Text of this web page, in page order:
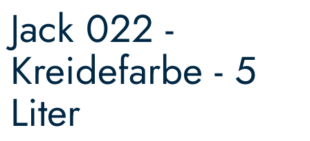
Jack 022 -
Kreidefarbe - 5
Liter
beginning
of
the
images